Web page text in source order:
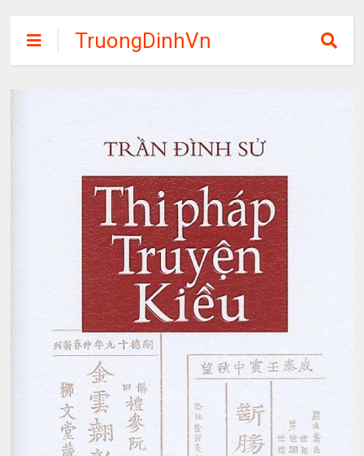
TruongDinhVn
Chia sẽ ebook,
tập miễn phí